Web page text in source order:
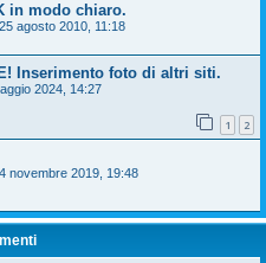
in modo chiaro.
25 agosto 2010, 11:18
Inserimento foto di altri siti.
2024, 14:27
1 2
novembre 2019, 19:48